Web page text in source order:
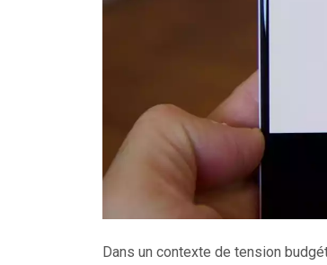
Dans un contexte de tension